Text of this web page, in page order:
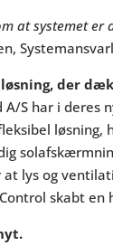
at systemet
der
S har i deres
at lys og
skabt